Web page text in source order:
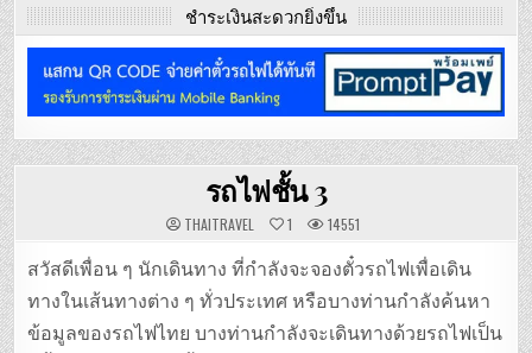
ชำระเงินสะดวกยิ่งขึ้น
รถไฟชั้น 3
THAITRAVEL 1 14551
สวัสดีเพื่อน ๆ นักเดินทาง ที่กำลังจะจองตั๋วรถไฟเพื่อเดิน
ทางในเส้นทางต่าง ๆ ทั่วประเทศ หรือบางท่านกำลังค้นหา
ข้อมูลของรถไฟไทย บางท่านกำลังจะเดินทางด้วยรถไฟเป็น